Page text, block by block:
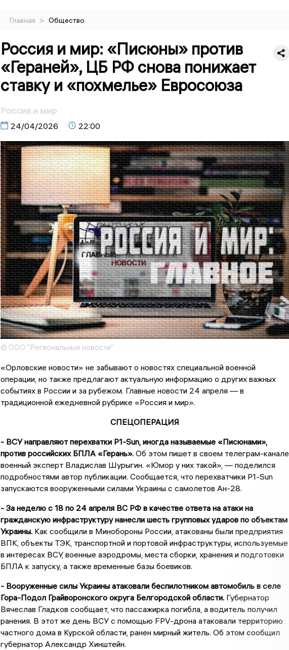
Главная > Общество
Россия и мир: «Писюны» против
«Гераней», ЦБ РФ снова понижает
ставку и «похмелье» Евросоюза
Россия и мир
24/04/2026 22:00
© ООО "Региональные новости"
«Орловские новости» не забывают о новостях специальной военной
операции, но также предлагают актуальную информацию о других важных
событиях в России и за рубежом. Главные новости 24 апреля — в
традиционной ежедневной рубрике «Россия и мир».
СПЕЦОПЕРАЦИЯ
- ВСУ направляют перехватки P1-Sun, иногда называемые «Писюнами»,
против российских БПЛА «Герань».Об этом пишет в своем телеграм-канале
военный эксперт Владислав Шурыгин. «Юмор у них такой», — поделился
подробностями автор публикации. Сообщается, что перехватчики P1-Sun
запускаются вооруженными силами Украины с самолетов Ан-28.
- За неделю с 18 по 24 апреля ВС РФ в качестве ответа на атаки на
гражданскую инфраструктуру нанесли шесть групповых ударов по объектам
Украины.Как сообщили в Минобороны России, атакованы были предприятия
ВПК, объекты ТЭК, транспортной и портовой инфраструктуры, используемые
в интересах ВСУ, военные аэродромы, места сборки, хранения и подготовки
БПЛА к запуску, а также временные базы боевиков.
- Вооруженные силы Украины атаковали беспилотником автомобиль в селе
Гора-Подол Грайворонского округа Белгородской области.Губернатор
Вячеслав Гладков сообщает, что пассажирка погибла, а водитель получил
ранения. В этот же день ВСУ с помощью FPV-дрона атаковали территорию
частного дома в Курской области, ранен мирный житель. Об этом сообщил
губернатор Александр Хинштейн.